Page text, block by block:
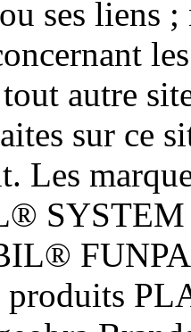
ses liens ;
autre
sur ce
Les
produits